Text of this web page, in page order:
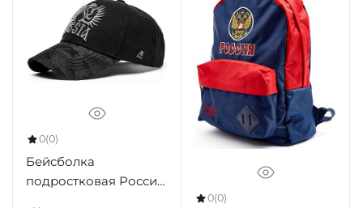
0(0)
Бейсболка
подростковая Россия
0(0)